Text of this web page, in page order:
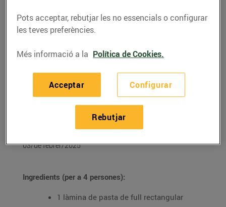
RECEPTES
Coca de llardons amb
taronja confitada i
pinyons
03/de febrer/2025
Ingredients (per a 4 persones):
1 làmina de pasta de full rectangular
Pots acceptar, rebutjar les no essencials o configurar
les teves preferències.
Més informació a la Política de Cookies.
Configurar
Rebutjar
Acceptar